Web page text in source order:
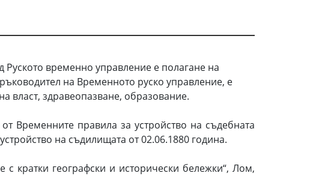
временно управление е полагане на
на Временното руско управление, е
власт, здравеопазване, образование.
Временните правила за устройство на съдебната
на съдилищата от 02.06.1880 година.
кратки географски и исторически бележки“, Лом,